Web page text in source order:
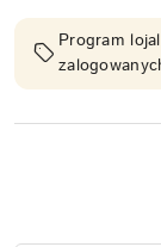
Program